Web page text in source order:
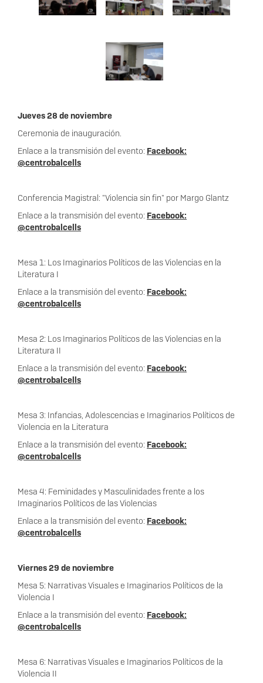
Jueves 28 de noviembre
Ceremonia de inauguración.
Enlace a la transmisión del evento: Facebook:
@centrobalcells
Conferencia Magistral: "Violencia sin fin" por Margo Glantz
Enlace a la transmisión del evento: Facebook:
@centrobalcells
Mesa 1: Los Imaginarios Políticos de las Violencias en la
Literatura I
Enlace a la transmisión del evento: Facebook:
@centrobalcells
Mesa 2: Los Imaginarios Políticos de las Violencias en la
Literatura II
Enlace a la transmisión del evento: Facebook:
@centrobalcells
Mesa 3: Infancias, Adolescencias e Imaginarios Políticos de
Violencia en la Literatura
Enlace a la transmisión del evento: Facebook:
@centrobalcells
Mesa 4: Feminidades y Masculinidades frente a los
Imaginarios Políticos de las Violencias
Enlace a la transmisión del evento: Facebook:
@centrobalcells
Viernes 29 de noviembre
Mesa 5: Narrativas Visuales e Imaginarios Políticos de la
Violencia I
Enlace a la transmisión del evento: Facebook:
@centrobalcells
Mesa 6: Narrativas Visuales e Imaginarios Políticos de la
Violencia II